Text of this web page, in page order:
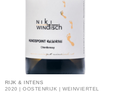
RIJK & INTENS
2020 | OOSTENRIJK | WEINVIERTEL